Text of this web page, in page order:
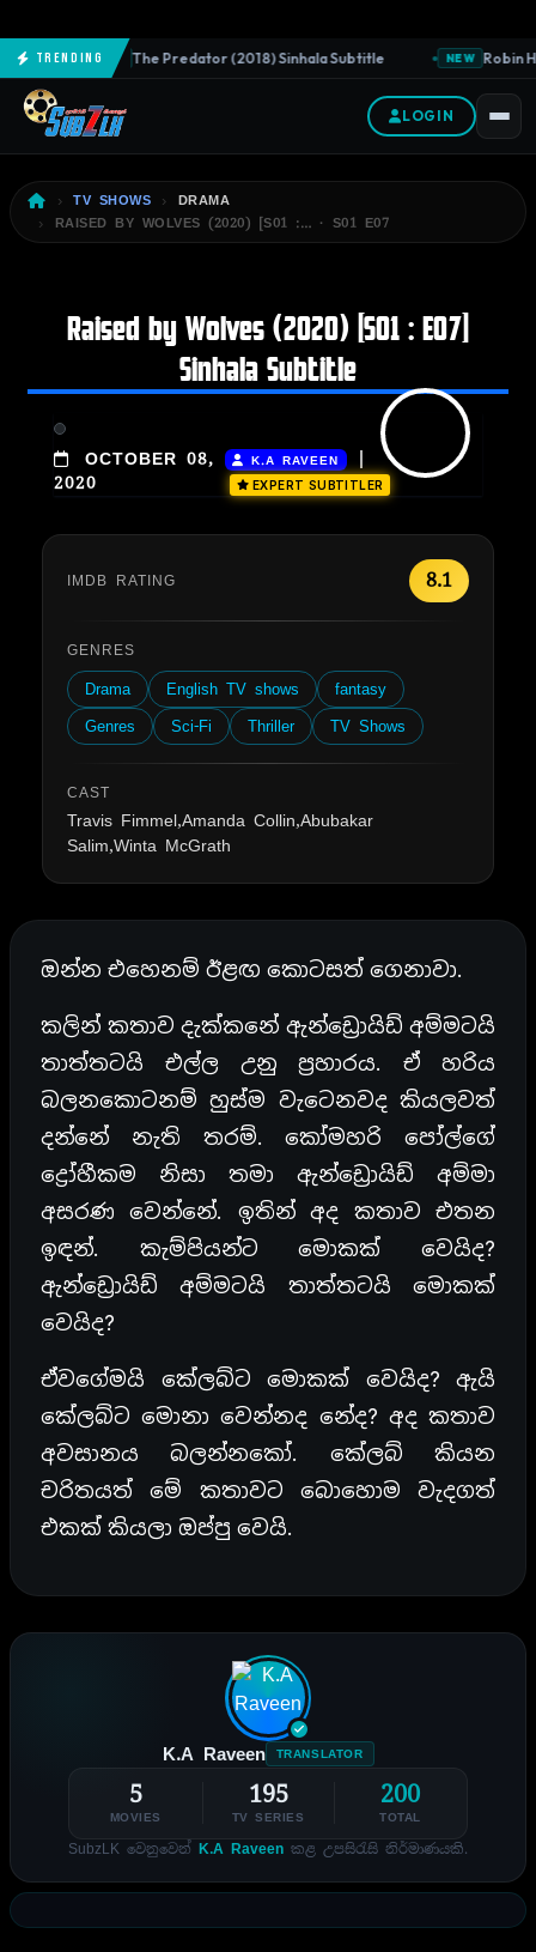
TrendingNEW The Predator (2018) Sinhala Subtitle NEW Robin
LOGIN
TV SHOWS
DRAMA
RAISED BY WOLVES (2020) [S01 :… · S01 E07
Raised by Wolves (2020) [S01 : E07]
Sinhala Subtitle
OCTOBER 08,
2020
K.A RAVEEN |
EXPERT SUBTITLER
IMDB RATING 8.1
GENRES
Drama English TV shows
fantasy
Genres
Sci-Fi Thriller TV Shows
CAST
Travis Fimmel,Amanda Collin,Abubakar
Salim,Winta McGrath
ඔන්න එහෙනම් ඊළඟ කොටසත් ගෙනාවා.
කලින් කතාව දැක්කනේ ඇන්ඩ්‍රොයිඩ් අම්මටයි
තාත්තටයි එල්ල උනු ප්‍රහාරය. ඒ හරිය
බලනකොටනම් හුස්ම වැටෙනවද කියලවත්
දන්නේ නැති තරම්. කෝමහරි පෝල්ගේ
ද්‍රෝහීකම නිසා තමා ඇන්ඩ්‍රොයිඩ් අම්මා
අසරණ වෙන්නේ. ඉතින් අද කතාව එතන
ඉඳන්. කැම්පියන්ට මොකක් වෙයිද?
ඇන්ඩ්‍රොයිඩ් අම්මටයි තාත්තටයි මොකක්
වෙයිද?
ඒවගේමයි කේලබ්ට මොකක් වෙයිද? ඇයි
කේලබ්ට මොනා වෙන්නද නේද? අද කතාව
අවසානය බලන්නකෝ. කේලබ් කියන
චරිතයත් මේ කතාවට බොහොම වැදගත්
එකක් කියලා ඔප්පු වෙයි.
K.A Raveen TRANSLATOR
5
MOVIES
195
TV SERIES
200
TOTAL
SubzLK වෙනුවෙන් K.A Raveen කළ උපසිරැසි නිර්මාණයකි.